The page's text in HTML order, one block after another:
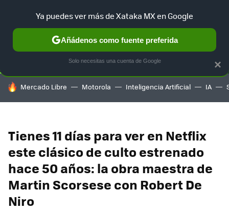
SELECCIÓN GAMING HOME AUTO TERRITORIO
HOY SE HABLA DE
Mercado Libre Motorola Inteligencia Artificial IA
Tienes 11 días para ver en Netflix
este clásico de culto estrenado
hace 50 años: la obra maestra de
Martin Scorsese con Robert De
Niro
×
Ya puedes ver más de Xataka MX en Google
Añádenos como fuente preferida
Solo necesitas una cuenta de Google